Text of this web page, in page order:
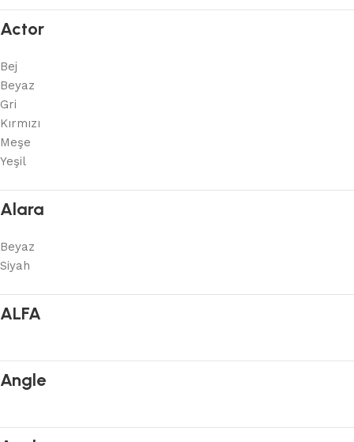
Actor
Bej
Beyaz
Gri
Kırmızı
Meşe
Yeşil
Alara
Beyaz
Siyah
ALFA
Angle